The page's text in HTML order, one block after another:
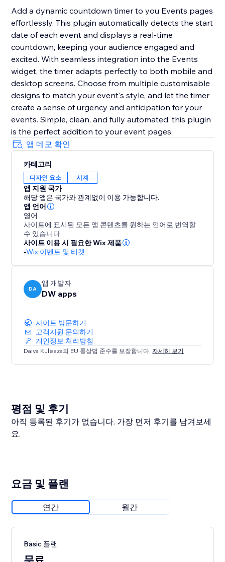
Add a dynamic countdown timer to you Events pages
effortlessly. This plugin automatically detects the start
date of each event and displays a real-time
countdown, keeping your audience engaged and
excited. With seamless integration into the Events
widget, the timer adapts perfectly to both mobile and
desktop screens. Choose from multiple customisable
designs to match your event's style, and let the timer
create a sense of urgency and anticipation for your
events. Simple, clean, and fully automated, this plugin
is the perfect addition to your event pages.
앱 데모 확인
카테고리
디자인 요소 시계
앱 지원 국가
해당 앱은 국가와 관계없이 이용 가능합니다.
앱 언어
영어
사이트에 표시된 모든 앱 콘텐츠를 원하는 언어로 번역할
수 있습니다.
사이트 이용 시 필요한 Wix 제품
-Wix 이벤트 및 티켓
DA
앱 개발자
DW apps
사이트 방문하기
고객지원 문의하기
개인정보 처리방침
Daiva Kulesza의 EU 통상법 준수를 보장합니다.자세히 보기
평점 및 후기
아직 등록된 후기가 없습니다. 가장 먼저 후기를 남겨보세
요.
요금 및 플랜
연간 월간
Basic 플랜